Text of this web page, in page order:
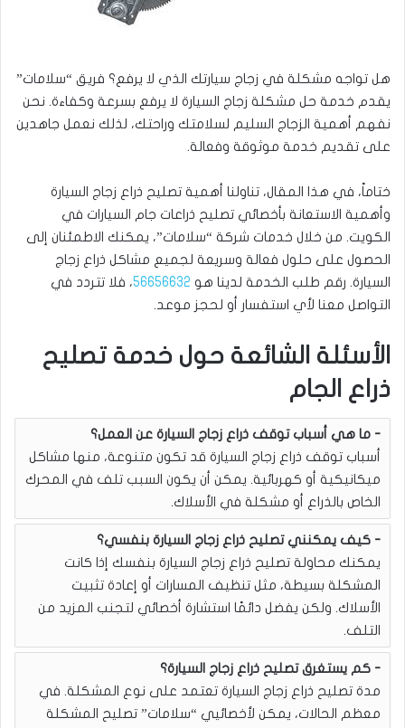
هل تواجه مشكلة في زجاج سيارتك الذي لا يرفع؟ فريق “سلامات”
يقدم خدمة حل مشكلة زجاج السيارة لا يرفع بسرعة وكفاءة. نحن
نفهم أهمية الزجاج السليم لسلامتك وراحتك، لذلك نعمل جاهدين
على تقديم خدمة موثوقة وفعالة.
ختاماً، في هذا المقال، تناولنا أهمية تصليح ذراع زجاج السيارة
وأهمية الاستعانة بأخصائي تصليح ذراعات جام السيارات في
الكويت. من خلال خدمات شركة “سلامات”، يمكنك الاطمئنان إلى
الحصول على حلول فعالة وسريعة لجميع مشاكل ذراع زجاج
السيارة. رقم طلب الخدمة لدينا هو 56656632، فلا تتردد في
التواصل معنا لأي استفسار أو لحجز موعد.
الأسئلة الشائعة حول خدمة تصليح
ذراع الجام
ما هي أسباب توقف ذراع زجاج السيارة عن العمل؟
أسباب توقف ذراع زجاج السيارة قد تكون متنوعة، منها مشاكل
ميكانيكية أو كهربائية. يمكن أن يكون السبب تلف في المحرك
الخاص بالذراع أو مشكلة في الأسلاك.
كيف يمكنني تصليح ذراع زجاج السيارة بنفسي؟
يمكنك محاولة تصليح ذراع زجاج السيارة بنفسك إذا كانت
المشكلة بسيطة، مثل تنظيف المسارات أو إعادة تثبيت
الأسلاك. ولكن يفضل دائمًا استشارة أخصائي لتجنب المزيد من
التلف.
كم يستغرق تصليح ذراع زجاج السيارة؟
مدة تصليح ذراع زجاج السيارة تعتمد على نوع المشكلة. في
معظم الحالات، يمكن لأخصائيي “سلامات” تصليح المشكلة